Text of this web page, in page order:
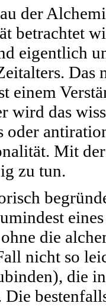
der
betrachtet
eigentlich
Das
einem
wird das
oder
Mit
zu tun.
die
nicht so
die